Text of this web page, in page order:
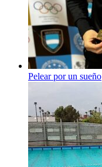
Pelear por un sueño